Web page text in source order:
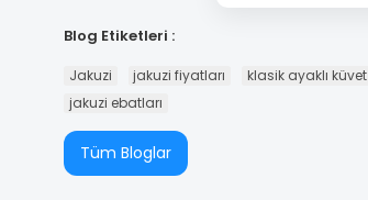
Blog Etiketleri :
Jakuzi jakuzi fiyatları klasik ayaklı küvet
jakuzi ebatları
Tüm Bloglar